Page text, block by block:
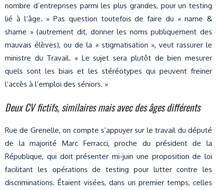
nombre d’entreprises parmi les plus grandes, pour un testing
lié à l’âge. » Pas question toutefois de faire du « name &
shame » (autrement dit, donner les noms publiquement des
mauvais élèves), ou de la « stigmatisation », veut rassurer le
ministre du Travail. « Le sujet sera plutôt de bien mesurer
quels sont les biais et les stéréotypes qui peuvent freiner
l’accès à l’emploi des séniors. »
Deux CV fictifs, similaires mais avec des âges différents
Rue de Grenelle, on compte s’appuyer sur le travail du député
de la majorité Marc Ferracci, proche du président de la
République, qui doit présenter mi-juin une proposition de loi
facilitant les opérations de testing pour lutter contre les
discriminations. Étaient visées, dans un premier temps, celles